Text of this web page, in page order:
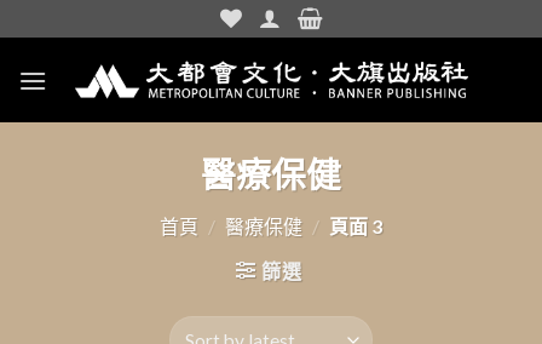
to
content
醫療保健
首頁 / 醫療保健 / 頁面 3
篩選